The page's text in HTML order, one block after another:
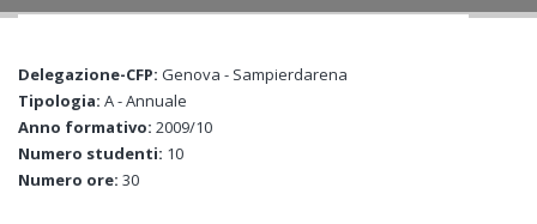
Delegazione-CFP: Genova - Sampierdarena
Tipologia: A - Annuale
Anno formativo: 2009/10
Numero studenti: 10
Numero ore: 30